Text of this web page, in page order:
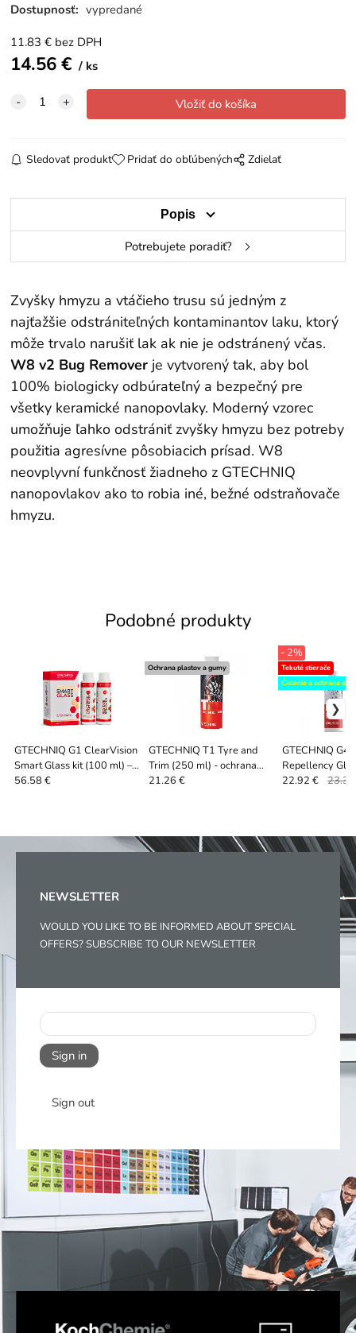
Dostupnosť: vypredané
11.83 € bez DPH
14.56€ ks
Sledovať produkt Pridať do obľúbených Zdielať
Popis
Potrebujete poradiť?
Zvyšky hmyzu a vtáčieho trusu sú jedným z
najťažšie odstrániteľných kontaminantov laku, ktorý
môže trvalo narušiť lak ak nie je odstránený včas.
W8 v2 Bug Remover je vytvorený tak, aby bol
100% biologicky odbúrateľný a bezpečný pre
všetky keramické nanopovlaky. Moderný vzorec
umožňuje ľahko odstrániť zvyšky hmyzu bez potreby
použitia agresívne pôsobiacich prísad. W8
neovplyvní funkčnosť žiadneho z GTECHNIQ
nanopovlakov ako to robia iné, bežné odstraňovače
hmyzu.
Podobné produkty
GTECHNIQ G1 ClearVision
Smart Glass kit (100 ml) –
Keramické tekuté...
56.58 €
GTECHNIQ T1 Tyre and
Trim (250 ml) - ochrana
pneumatík a exteriérových
Ochrana plastov a gumy
21.26 €
GTECHNIQ G4
Repellency
ml) - Set
Tekuté stierače
Čistenie a ochrana skla
- 2%
22.92 €
NEWSLETTER
WOULD YOU LIKE TO BE INFORMED ABOUT SPECIAL
OFFERS? SUBSCRIBE TO OUR NEWSLETTER
Sign in
Sign out